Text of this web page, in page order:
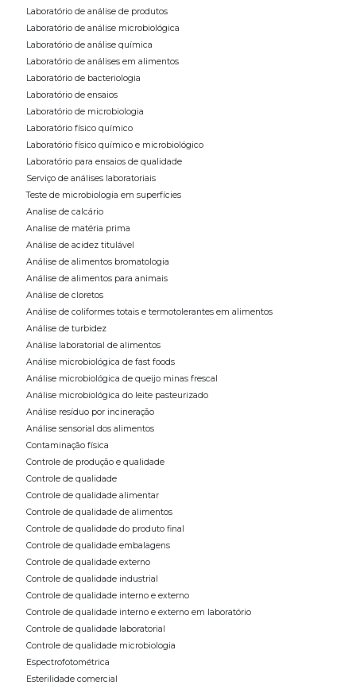
Laboratório de análise de produtos
Laboratório de análise microbiológica
Laboratório de análise química
Laboratório de análises em alimentos
Laboratório de bacteriologia
Laboratório de ensaios
Laboratório de microbiologia
Laboratório físico químico
Laboratório físico químico e microbiológico
Laboratório para ensaios de qualidade
Serviço de análises laboratoriais
Teste de microbiologia em superfícies
Analise de calcário
Analise de matéria prima
Análise de acidez titulável
Análise de alimentos bromatologia
Análise de alimentos para animais
Análise de cloretos
Análise de coliformes totais e termotolerantes em alimentos
Análise de turbidez
Análise laboratorial de alimentos
Análise microbiológica de fast foods
Análise microbiológica de queijo minas frescal
Análise microbiológica do leite pasteurizado
Análise resíduo por incineração
Análise sensorial dos alimentos
Contaminação física
Controle de produção e qualidade
Controle de qualidade
Controle de qualidade alimentar
Controle de qualidade de alimentos
Controle de qualidade do produto final
Controle de qualidade embalagens
Controle de qualidade externo
Controle de qualidade industrial
Controle de qualidade interno e externo
Controle de qualidade interno e externo em laboratório
Controle de qualidade laboratorial
Controle de qualidade microbiologia
Espectrofotométrica
Esterilidade comercial